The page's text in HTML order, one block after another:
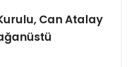
Can Atalay